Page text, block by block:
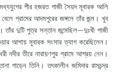
পীর হজরত গাজী সৈয়দ মূবারক আলি
বেলে গ্রামের আদমপুরের জঙ্গলে তাঁর জন্ম। খুব
তাঁর দুটি পুত্র সন্তান জন্মেছিল—দুঃখী গাজী
আশায় মুবারক সংসার ত্যাগ করেছিলেন।
নদীর তীরে নারায়ণপুর গ্রামে আশ্রয় নেন।
গাড়েন তিনি। তৎকালীন জমিদার রামচন্দ্র